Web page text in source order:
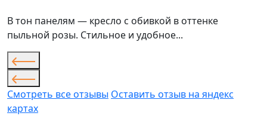
В тон панелям — кресло с обивкой в оттенке
пыльной розы. Стильное и удобное...
Смотреть все отзывы Оставить отзыв на яндекс
картах